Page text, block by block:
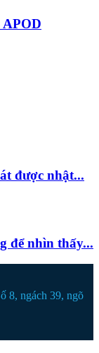
APOD
được nhật...
để nhìn thấy...
ngách 39, ngõ